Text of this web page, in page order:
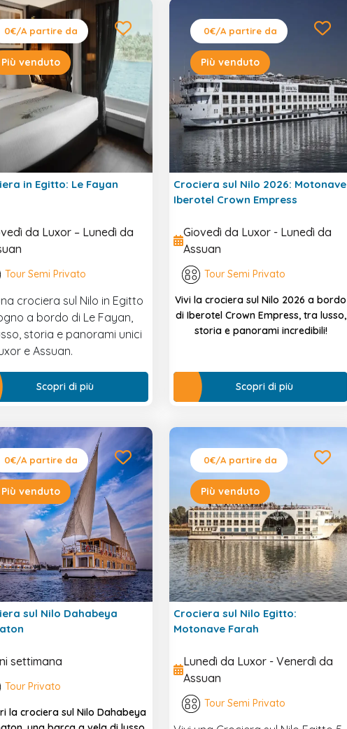
0€/A partire da
Più venduto
in Egitto: Le Fayan
da Luxor – Lunedì da
Tour Semi Privato
crociera sul Nilo in Egitto
a bordo di Le Fayan,
storia e panorami unici
e Assuan.
Scopri di più
0€/A partire da
Più venduto
Crociera sul Nilo 2026: Motonave
Iberotel Crown Empress
Giovedì da Luxor - Lunedì da
Assuan
Tour Semi Privato
Vivi la crociera sul Nilo 2026 a bordo
di Iberotel Crown Empress, tra lusso,
storia e panorami incredibili!
Scopri di più
0€/A partire da
Più venduto
sul Nilo Dahabeya
settimana
Tour Privato
la crociera sul Nilo Dahabeya
0€/A partire da
Più venduto
Crociera sul Nilo Egitto:
Motonave Farah
Lunedì da Luxor - Venerdì da
Assuan
Tour Semi Privato